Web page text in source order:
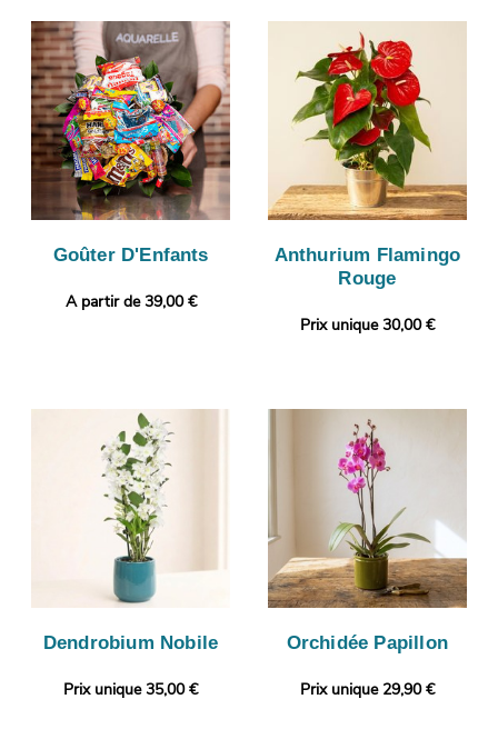
Goûter D'Enfants
A partir de 39,00 €
Anthurium Flamingo
Rouge
Prix unique 30,00 €
Dendrobium Nobile
Prix unique 35,00 €
Orchidée Papillon
Prix unique 29,90 €